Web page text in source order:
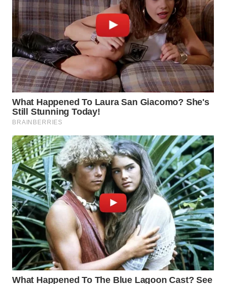
WN
CIREBON
WN
INDRAMAYU
WN
KUNINGAN
MAJALENGKA
WN
SUBANG
WN
SUKABUMI
WN
PURWAKARTA
WN